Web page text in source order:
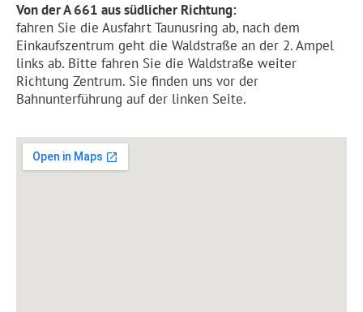
Von der A 661 aus südlicher Richtung:
fahren Sie die Ausfahrt Taunusring ab, nach dem
Einkaufszentrum geht die Waldstraße an der 2. Ampel
links ab. Bitte fahren Sie die Waldstraße weiter
Richtung Zentrum. Sie finden uns vor der
Bahnunterführung auf der linken Seite.